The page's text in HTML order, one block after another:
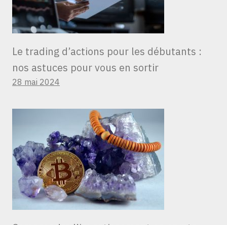
Le trading d’actions pour les débutants :
nos astuces pour vous en sortir
28 mai 2024